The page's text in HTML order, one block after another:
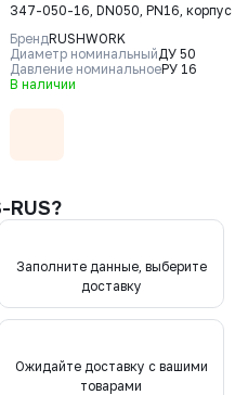
347-050-16, DN050, PN16,
чугун GJS-400-15 (GGG40),
- нерж. сталь CF8, уплотнение -
EPDM, Ф/Ф
БрендRUSHWORK
Диаметр номинальныйДУ 50
Давление номинальноеРУ 16
В наличии
RUS?
Заполните данные, выберите
доставку
Ожидайте доставку с вашими
товарами